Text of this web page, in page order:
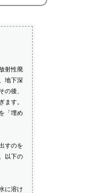
射性廃
地下深
の後、
ます。
「埋め
すのを
以下の
に溶け